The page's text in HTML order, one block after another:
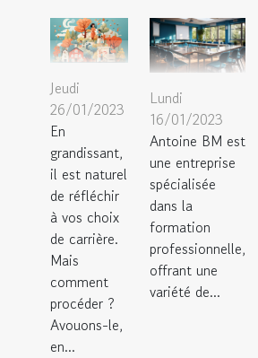
Jeudi
26/01/2023
En
grandissant,
il est naturel
de réfléchir
à vos choix
de carrière.
Mais
comment
procéder ?
Avouons-le,
en...
Lundi
16/01/2023
Antoine BM est
une entreprise
spécialisée
dans la
formation
professionnelle,
offrant une
variété de...